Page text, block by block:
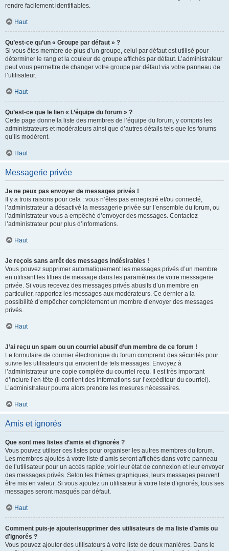
rendre facilement identifiables.
Haut
Qu’est-ce qu’un « Groupe par défaut » ?
Si vous êtes membre de plus d’un groupe, celui par défaut est utilisé pour
déterminer le rang et la couleur de groupe affichés par défaut. L’administrateur
peut vous permettre de changer votre groupe par défaut via votre panneau de
l’utilisateur.
Haut
Qu’est-ce que le lien « L’équipe du forum » ?
Cette page donne la liste des membres de l’équipe du forum, y compris les
administrateurs et modérateurs ainsi que d’autres détails tels que les forums
qu’ils modèrent.
Haut
Messagerie privée
Je ne peux pas envoyer de messages privés !
Il y a trois raisons pour cela : vous n’êtes pas enregistré et/ou connecté,
l’administrateur a désactivé la messagerie privée sur l’ensemble du forum, ou
l’administrateur vous a empêché d’envoyer des messages. Contactez
l’administrateur pour plus d’informations.
Haut
Je reçois sans arrêt des messages indésirables !
Vous pouvez supprimer automatiquement les messages privés d’un membre
en utilisant les filtres de message dans les paramètres de votre messagerie
privée. Si vous recevez des messages privés abusifs d’un membre en
particulier, rapportez les messages aux modérateurs. Ce dernier a la
possibilité d’empêcher complètement un membre d’envoyer des messages
privés.
Haut
J’ai reçu un spam ou un courriel abusif d’un membre de ce forum !
Le formulaire de courrier électronique du forum comprend des sécurités pour
suivre les utilisateurs qui envoient de tels messages. Envoyez à
l’administrateur une copie complète du courriel reçu. Il est très important
d’inclure l’en-tête (il contient des informations sur l’expéditeur du courriel).
L’administrateur pourra alors prendre les mesures nécessaires.
Haut
Amis et ignorés
Que sont mes listes d’amis et d’ignorés ?
Vous pouvez utiliser ces listes pour organiser les autres membres du forum.
Les membres ajoutés à votre liste d’amis seront affichés dans votre panneau
de l’utilisateur pour un accès rapide, voir leur état de connexion et leur envoyer
des messages privés. Selon les thèmes graphiques, leurs messages peuvent
être mis en valeur. Si vous ajoutez un utilisateur à votre liste d’ignorés, tous ses
messages seront masqués par défaut.
Haut
Comment puis-je ajouter/supprimer des utilisateurs de ma liste d’amis ou
d’ignorés ?
Vous pouvez ajouter des utilisateurs à votre liste de deux manières. Dans le